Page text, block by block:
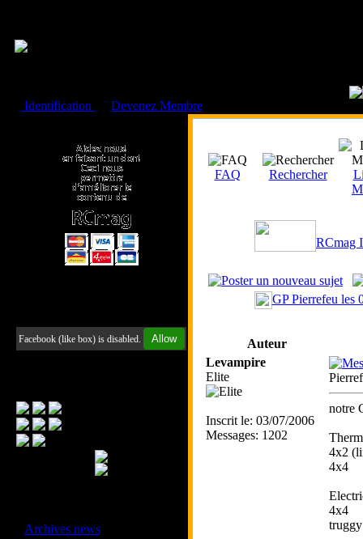
Identification
Devenez Membre
Facebook (like box) is disabled. Allow
Archives news
FAQ Rechercher
RCmag
GP Pierrefeu les
Auteur
Levampire
Elite
Inscrit le: 03/07/2006
Messages: 1202
notre
4x2
4x4
4x4